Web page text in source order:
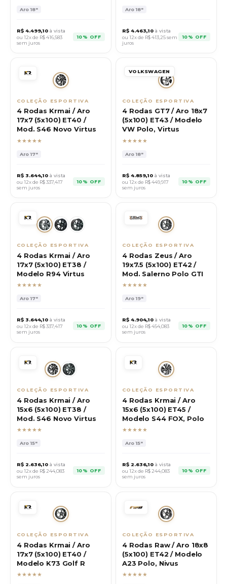
Aro18"
R$ 4.499,10 à vista
ou 12x de R$416,583
sem juros
10% OFF
Aro18"
R$ 4.463,10 à vista
ou 12x de R$413,25sem
juros
10% OFF
COLEÇÃO ESPORTIVA
4 Rodas Krmai / Aro
17x7 (5x100) ET40 /
Mod. S46 Novo Virtus
★★★★★
Aro17"
R$ 3.644,10 à vista
ou 12x de R$337,417
sem juros
10% OFF
VOLKSWAGEN
COLEÇÃO ESPORTIVA
4 Rodas GT7 / Aro 18x7
(5x100) ET43 / Modelo
VW Polo, Virtus
★★★★★
Aro18"
R$ 4.859,10 à vista
ou 12x de R$449,917
sem juros
10% OFF
COLEÇÃO ESPORTIVA
4 Rodas Krmai / Aro
17x7 (5x100) ET38 /
Modelo R94 Virtus
★★★★★
Aro17"
R$ 3.644,10 à vista
ou 12x de R$337,417
sem juros
10% OFF
COLEÇÃO ESPORTIVA
4 Rodas Zeus / Aro
19x7.5 (5x100) ET42 /
Mod. Salerno Polo GTI
★★★★★
Aro19"
R$ 4.904,10 à vista
ou 12x de R$454,083
sem juros
10% OFF
COLEÇÃO ESPORTIVA
4 Rodas Krmai / Aro
15x6 (5x100) ET38 /
Mod. S46 Novo Virtus
★★★★★
Aro15"
R$ 2.636,10 à vista
ou 12x de R$ 244,083
sem juros
10% OFF
COLEÇÃO ESPORTIVA
4 Rodas Krmai / Aro
15x6 (5x100) ET45 /
Modelo S44 FOX, Polo
★★★★★
Aro15"
R$ 2.636,10 à vista
ou 12x de R$ 244,083
sem juros
10% OFF
COLEÇÃO ESPORTIVA
4 Rodas Krmai / Aro
17x7 (5x100) ET40 /
Modelo K73 Golf R
★★★★★
COLEÇÃO ESPORTIVA
4 Rodas Raw / Aro 18x8
(5x100) ET42 / Modelo
A23 Polo, Nivus
★★★★★